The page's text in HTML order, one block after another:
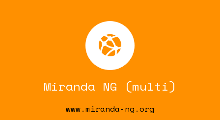
Miranda NG (multi)
www.miranda-ng.org